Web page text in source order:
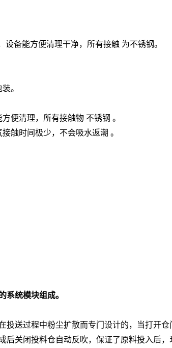
备能方便清理干净，所有接触 为不锈钢。
。
便清理，所有接触物 不锈钢 。
触时间极少，不会吸水返潮 。
系统模块组成。
送过程中粉尘扩散而专门设计的，当打开
关闭投料仓自动反吹，保证了原料投入后，